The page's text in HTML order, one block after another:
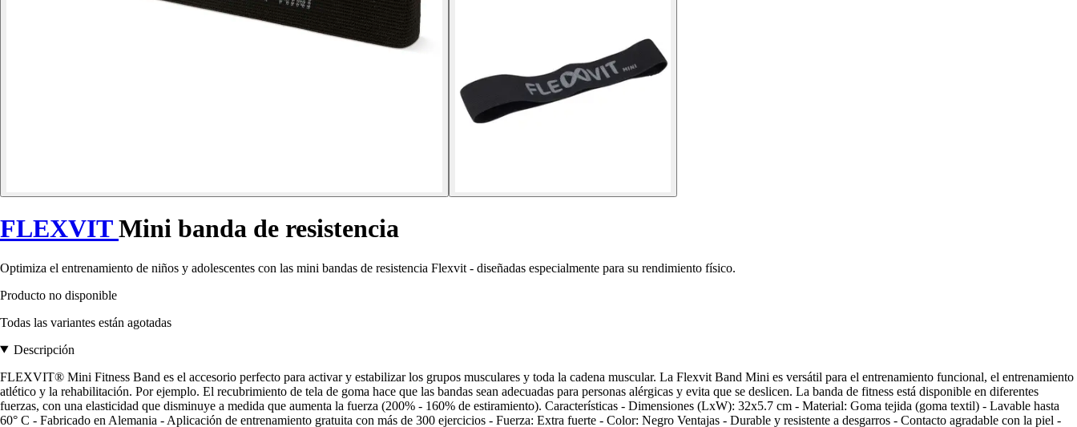
FLEXVITMini banda de resistencia
Optimiza el entrenamiento de niños y adolescentes con las mini bandas de resistencia Flexvit - diseñadas especialmente para su rendimiento físico.
Producto no disponible
Todas las variantes están agotadas
Descripción
FLEXVIT® Mini Fitness Band es el accesorio perfecto para activar y estabilizar los grupos musculares y toda la cadena muscular. La Flexvit Band Mini es versátil para el entrenamiento funcional, el entrenamiento
atlético y la rehabilitación. Por ejemplo. El recubrimiento de tela de goma hace que las bandas sean adecuadas para personas alérgicas y evita que se deslicen. La banda de fitness está disponible en diferentes
fuerzas, con una elasticidad que disminuye a medida que aumenta la fuerza (200% - 160% de estiramiento). Características - Dimensiones (LxW): 32x5.7 cm - Material: Goma tejida (goma textil) - Lavable hasta
60° C - Fabricado en Alemania - Aplicación de entrenamiento gratuita con más de 300 ejercicios - Fuerza: Extra fuerte - Color: Negro Ventajas - Durable y resistente a desgarros - Contacto agradable con la piel -